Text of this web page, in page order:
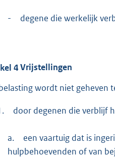
- degene die werkelijk
4Vrijstellingen
wordt niet geheven
door degenen die verblijf
a.
een vaartuig dat is
hulpbehoevenden of van